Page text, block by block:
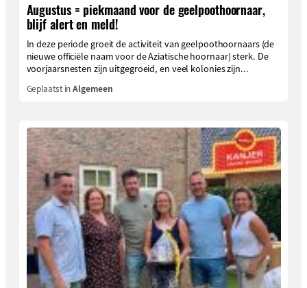
Augustus = piekmaand voor de geelpoothoornaar,
blijf alert en meld!
In deze periode groeit de activiteit van geelpoothoornaars (de
nieuwe officiële naam voor de Aziatische hoornaar) sterk. De
voorjaarsnesten zijn uitgegroeid, en veel kolonies zijn...
Geplaatst inAlgemeen